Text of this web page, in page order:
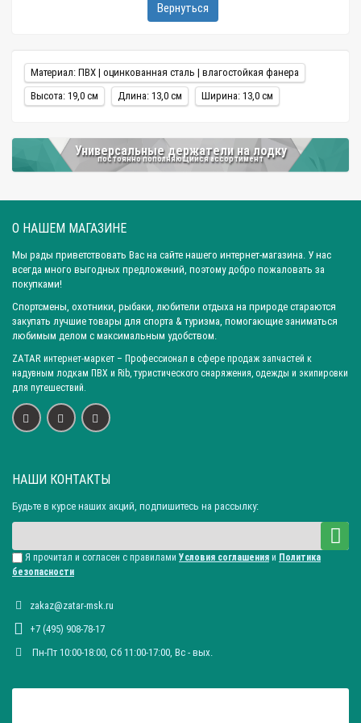
Вернуться
Материал: ПВХ | оцинкованная сталь | влагостойкая фанера
Высота: 19,0 см
Длина: 13,0 см Ширина: 13,0 см
Универсальные держатели на лодку
постоянно пополняющийся ассортимент
О НАШЕМ МАГАЗИНЕ
Мы рады приветствовать Вас на сайте нашего интернет-магазина. У нас
всегда много выгодных предложений, поэтому добро пожаловать за
покупками!
Спортсмены, охотники, рыбаки, любители отдыха на природе стараются
закупать лучшие товары для спорта & туризма, помогающие заниматься
любимым делом с максимальным удобством.
ZATAR интернет-маркет – Профессионал в сфере продаж запчастей к
надувным лодкам ПВХ и Rib, туристического снаряжения, одежды и экипировки
для путешествий.
НАШИ КОНТАКТЫ
Будьте в курсе наших акций, подпишитесь на рассылку:
Я прочитал и согласен с правилами Условия соглашения и Политика
безопасности
zakaz@zatar-msk.ru
+7 (495) 908-78-17
Пн-Пт 10:00-18:00, Сб 11:00-17:00, Вc - вых.